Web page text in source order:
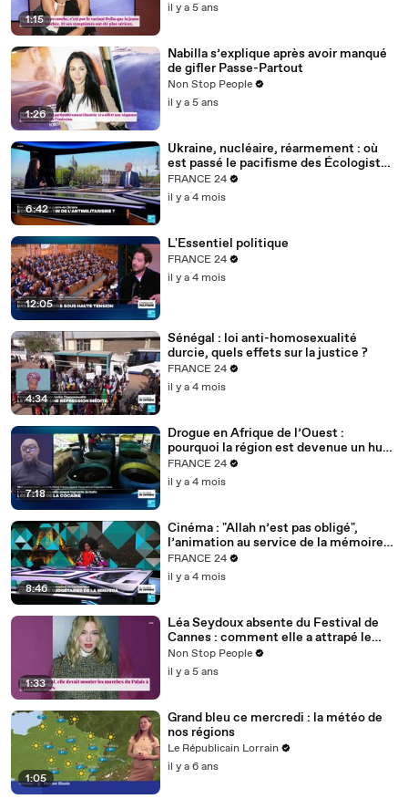
1:15
il y a 5 ans
1:26
Nabilla s’explique après avoir manqué
de gifler Passe-Partout
Non Stop People
il y a 5 ans
6:42
Ukraine, nucléaire, réarmement : où
est passé le pacifisme des Écologistes
?
FRANCE 24
il y a 4 mois
12:05
L'Essentiel politique
FRANCE 24
il y a 4 mois
4:34
Sénégal : loi anti-homosexualité
durcie, quels effets sur la justice ?
FRANCE 24
il y a 4 mois
7:18
Drogue en Afrique de l’Ouest :
pourquoi la région est devenue un hub
mondial
FRANCE 24
il y a 4 mois
8:46
Cinéma : "Allah n’est pas obligé",
l’animation au service de la mémoire
des enfants-soldats
FRANCE 24
il y a 4 mois
1:33
Léa Seydoux absente du Festival de
Cannes : comment elle a attrapé le
Covid
Non Stop People
il y a 5 ans
1:05
Grand bleu ce mercredi : la météo de
nos régions
Le Républicain Lorrain
il y a 6 ans